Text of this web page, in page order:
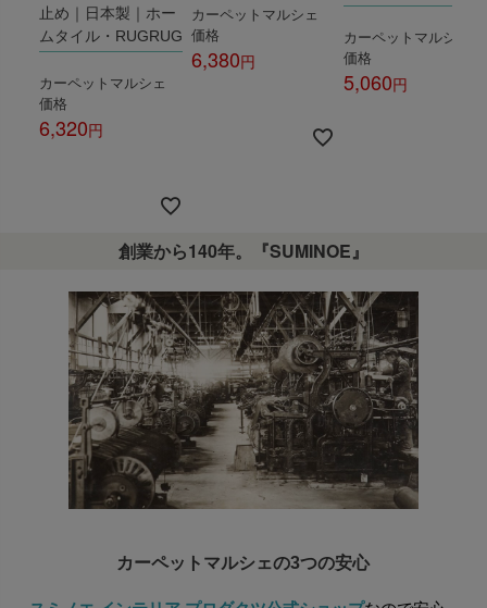
止め｜日本製｜ホー
ムタイル・RUGRUG
カーペットマルシェ
価格
6,320
カーペットマルシェ
価格
6,380
カーペットマルシェ
価格
5,060
創業から140年。『SUMINOE』
カーペットマルシェの3つの安心